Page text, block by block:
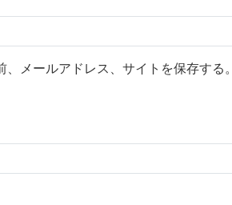
メールアドレス、サイトを保存する。